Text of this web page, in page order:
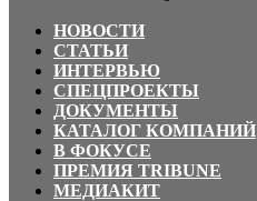
НОВОСТИ
СТАТЬИ
ИНТЕРВЬЮ
СПЕЦПРОЕКТЫ
ДОКУМЕНТЫ
КАТАЛОГ КОМПАНИЙ
В ФОКУСЕ
ПРЕМИЯ TRIBUNE
МЕДИАКИТ